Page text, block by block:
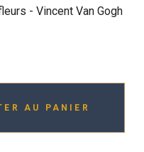
- Vincent Van Gogh
AU PANIER